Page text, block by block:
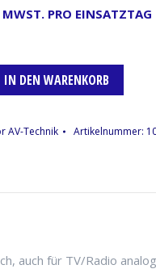
PRO EINSATZTAG
IN DEN WARENKORB
AV-Technik Artikelnummer:
auch für TV/Radio analog